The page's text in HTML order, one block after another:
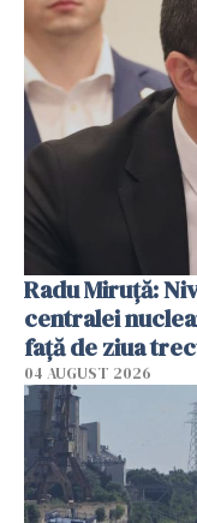
Radu Miruţă:
centralei
faţă de ziua
04 AUGUST 2026